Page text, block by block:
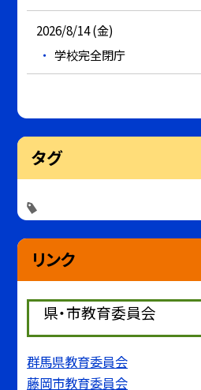
2026/8/14 (金)
学校完全閉庁
タグ
リンク
県・市教育委員会
群馬県教育委員会
藤岡市教育委員会